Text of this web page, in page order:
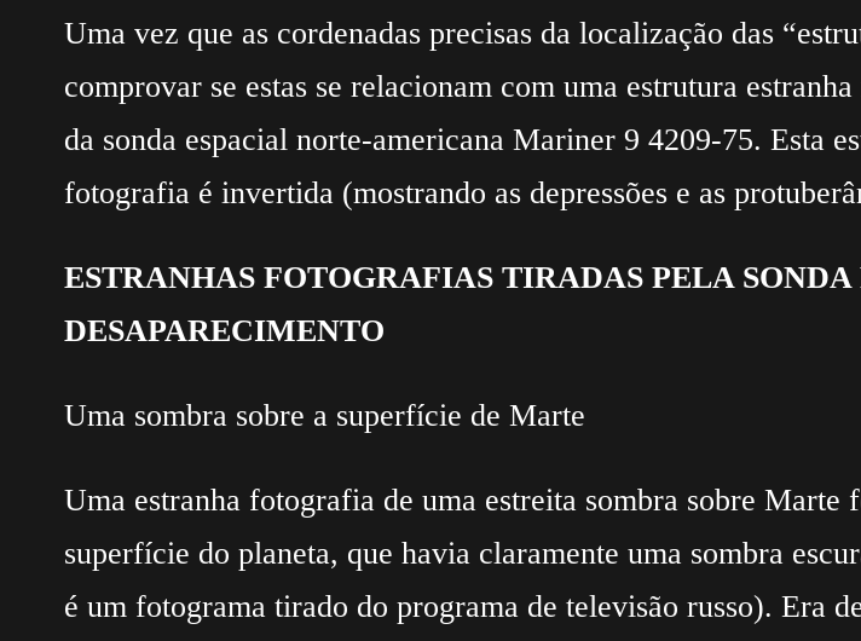
Uma vez que as cordenadas precisas da localização das
comprovar se estas se relacionam com uma estrutura
da sonda espacial norte-americana Mariner 9 4209-75. Esta
fotografia é invertida (mostrando as depressões e as
ESTRANHAS FOTOGRAFIAS TIRADAS PELA
DESAPARECIMENTO
Uma sombra sobre a superfície de Marte
Uma estranha fotografia de uma estreita sombra sobre
superfície do planeta, que havia claramente uma sombra
é um fotograma tirado do programa de televisão russo). Era